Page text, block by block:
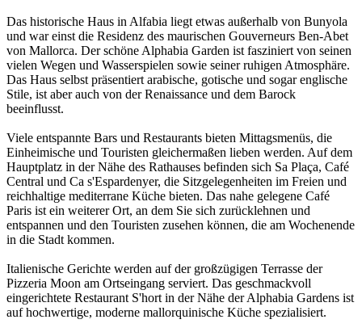
Das historische Haus in Alfabia liegt etwas außerhalb von Bunyola
und war einst die Residenz des maurischen Gouverneurs Ben-Abet
von Mallorca. Der schöne Alphabia Garden ist fasziniert von seinen
vielen Wegen und Wasserspielen sowie seiner ruhigen Atmosphäre.
Das Haus selbst präsentiert arabische, gotische und sogar englische
Stile, ist aber auch von der Renaissance und dem Barock
beeinflusst.
Viele entspannte Bars und Restaurants bieten Mittagsmenüs, die
Einheimische und Touristen gleichermaßen lieben werden. Auf dem
Hauptplatz in der Nähe des Rathauses befinden sich Sa Plaça, Café
Central und Ca s'Espardenyer, die Sitzgelegenheiten im Freien und
reichhaltige mediterrane Küche bieten. Das nahe gelegene Café
Paris ist ein weiterer Ort, an dem Sie sich zurücklehnen und
entspannen und den Touristen zusehen können, die am Wochenende
in die Stadt kommen.
Italienische Gerichte werden auf der großzügigen Terrasse der
Pizzeria Moon am Ortseingang serviert. Das geschmackvoll
eingerichtete Restaurant S'hort in der Nähe der Alphabia Gardens ist
auf hochwertige, moderne mallorquinische Küche spezialisiert.